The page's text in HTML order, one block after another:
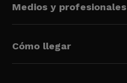
Medios y profesionales
Cómo llegar